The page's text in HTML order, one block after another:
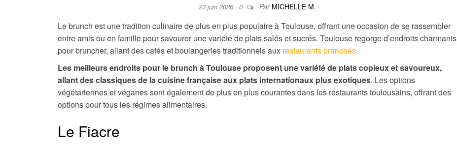
23 juin 2026 0 Par MICHELLE M.
Le brunch est une tradition culinaire de plus en plus populaire à Toulouse, offrant une occasion de se rassembler
entre amis ou en famille pour savourer une variété de plats salés et sucrés. Toulouse regorge d’endroits charmants
pour bruncher, allant des cafés et boulangeries traditionnels aux restaurants branchés.
Les meilleurs endroits pour le brunch à Toulouse proposent une variété de plats copieux et savoureux,
allant des classiques de la cuisine française aux plats internationaux plus exotiques. Les options
végétariennes et véganes sont également de plus en plus courantes dans les restaurants toulousains, offrant des
options pour tous les régimes alimentaires.
Le Fiacre